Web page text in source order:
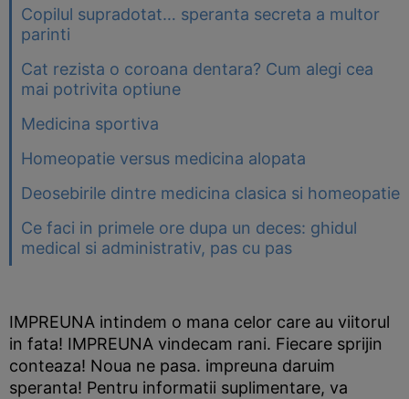
Copilul supradotat… speranta secreta a multor
parinti
Cat rezista o coroana dentara? Cum alegi cea
mai potrivita optiune
Medicina sportiva
Homeopatie versus medicina alopata
Deosebirile dintre medicina clasica si homeopatie
Ce faci in primele ore dupa un deces: ghidul
medical si administrativ, pas cu pas
IMPREUNA intindem o mana celor care au viitorul
in fata! IMPREUNA vindecam rani. Fiecare sprijin
conteaza! Noua ne pasa. impreuna daruim
speranta! Pentru informatii suplimentare, va